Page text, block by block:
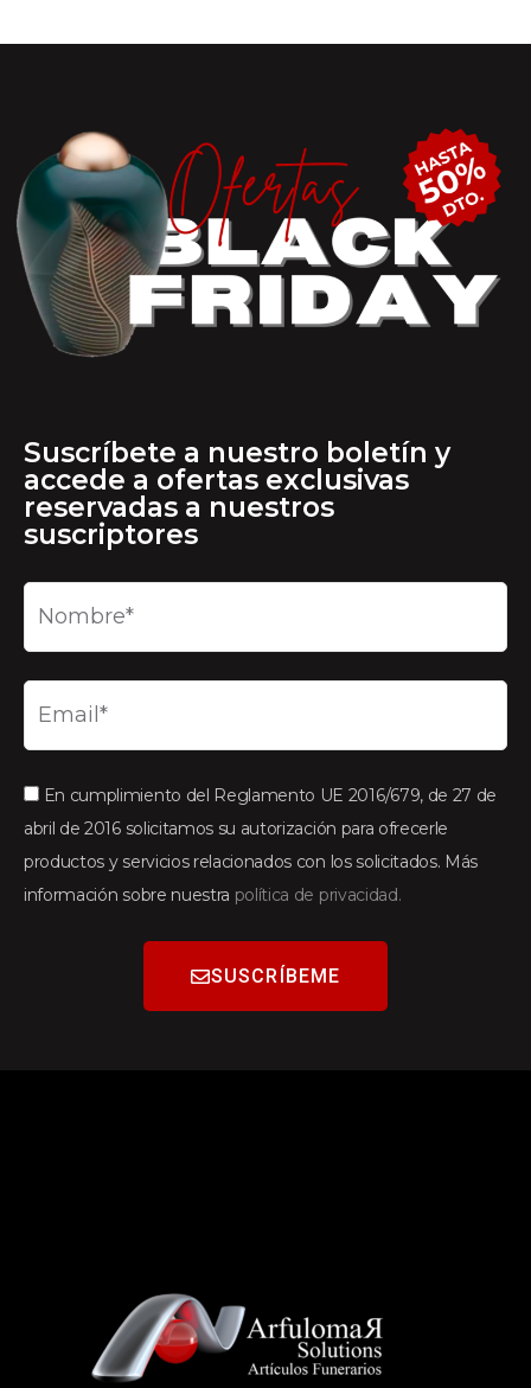
Suscríbete a nuestro boletín y
accede a ofertas exclusivas
reservadas a nuestros
suscriptores
En cumplimiento del Reglamento UE 2016/679, de 27 de
abril de 2016 solicitamos su autorización para ofrecerle
productos y servicios relacionados con los solicitados. Más
información sobre nuestra política de privacidad.
SUSCRÍBEME